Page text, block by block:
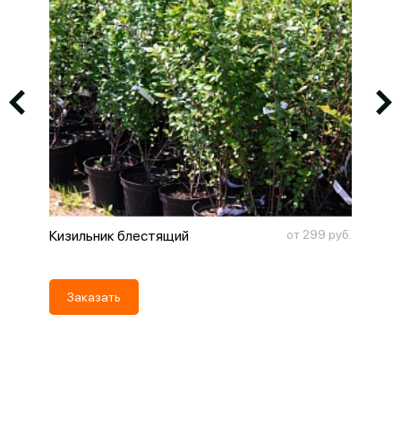
Кизильник блестящий от 299 руб.
Заказать